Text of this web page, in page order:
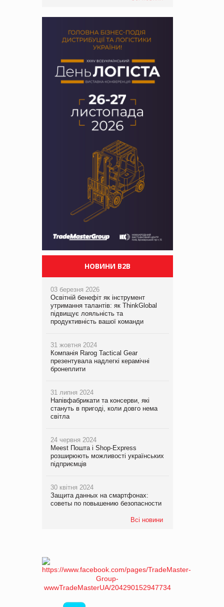
НОВИНИ B2B
03 березня 2026
Освітній бенефіт як інструмент
утримання талантів: як ThinkGlobal
підвищує лояльність та
продуктивність вашої команди
31 жовтня 2024
Компанія Rarog Tactical Gear
презентувала надлегкі керамічні
бронеплити
31 липня 2024
Напівфабрикати та консерви, які
стануть в пригоді, коли довго нема
світла
24 червня 2024
Meest Пошта і Shop-Express
розширюють можливості українських
підприємців
30 квітня 2024
Защита данных на смартфонах:
советы по повышению безопасности
Всі новини